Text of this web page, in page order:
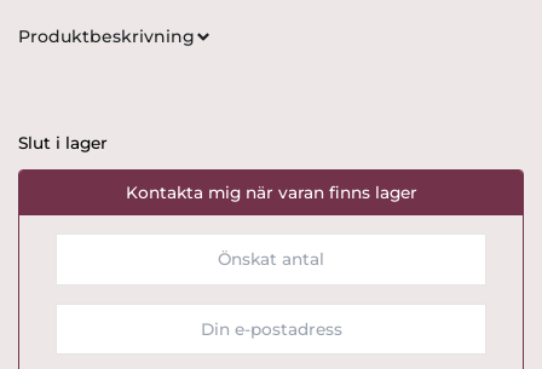
Produktbeskrivning
Slut i lager
Kontakta mig när varan finns lager